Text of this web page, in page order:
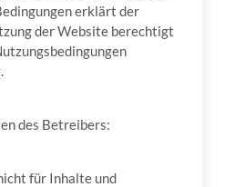
erklärt der
der Website berechtigt
des Betreibers:
für Inhalte und